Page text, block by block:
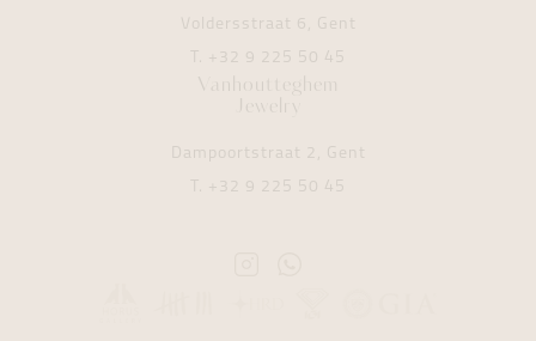
Voldersstraat 6, Gent
T. +32 9 225 50 45
Vanhoutteghem
Jewelry
Dampoortstraat 2, Gent
T. +32 9 225 50 45